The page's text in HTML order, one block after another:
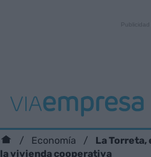
Economía
La Torreta,
la vivienda cooperativa